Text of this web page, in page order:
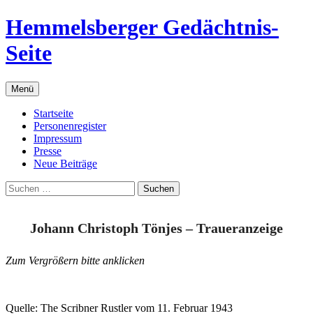
Zum
Inhalt
springen
Hemmelsberger Gedächtnis-
Seite
Menü
Startseite
Personenregister
Impressum
Presse
Neue Beiträge
Suchen
nach:
Johann Christoph Tönjes – Traueranzeige
Zum Vergrößern bitte anklicken
Quelle: The Scribner Rustler vom 11. Februar 1943